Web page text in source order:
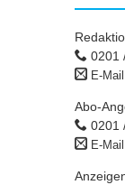
0201
E-
Abo-
0201
E-